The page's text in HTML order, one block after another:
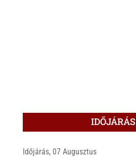
IDŐJÁRÁS
Időjárás, 07 Augusztus